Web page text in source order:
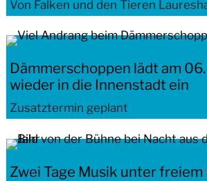
Von Falken und den Tieren
Dämmerschoppen lädt am
wieder in die Innenstadt ein
Zusatztermin geplant
Zwei Tage Musik unter freiem